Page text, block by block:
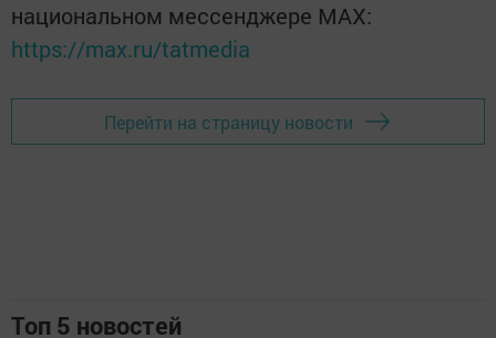
национальном мессенджере MАХ:
https://max.ru/tatmedia
Перейти на страницу новости
Топ 5 новостей